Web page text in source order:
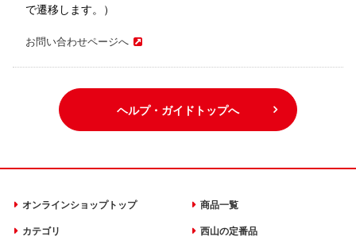
で遷移します。）
お問い合わせページへ
ヘルプ・ガイドトップへ
オンラインショップトップ
商品一覧
カテゴリ
西山の定番品